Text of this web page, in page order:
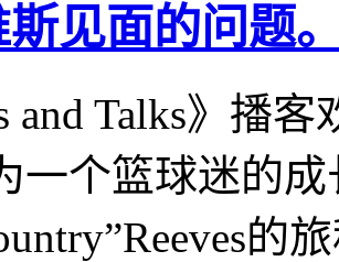
斯见面的问题
and Talks》播
一个篮球迷的
的